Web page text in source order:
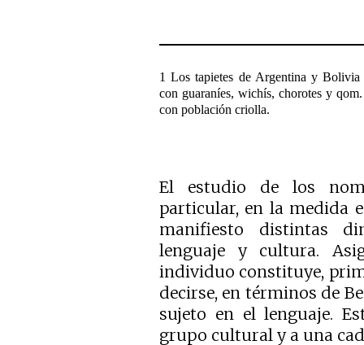
1 Los tapietes de Argentina y Bolivia
con guaraníes, wichís, chorotes y
con población criolla.
El estudio de los
particular, en la medida
manifiesto distintas
lenguaje y cultura.
individuo constituye,
decirse, en términos de
sujeto en el lenguaje.
grupo cultural y a una